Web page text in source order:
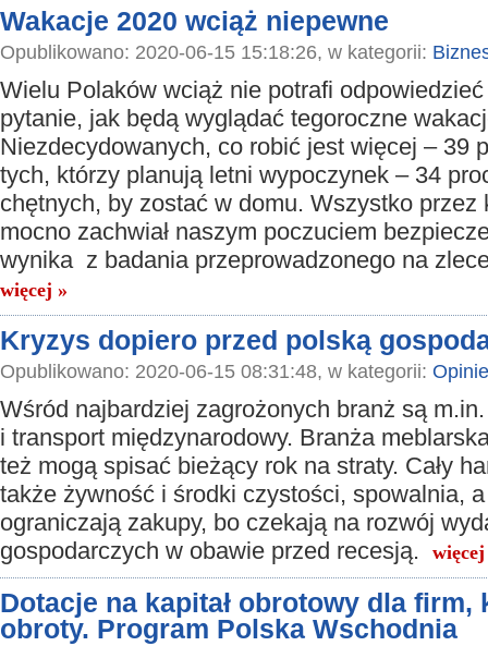
Wakacje 2020 wciąż niepewne
Opublikowano: 2020-06-15 15:18:26, w kategorii:
Wielu Polaków wciąż nie potrafi
pytanie, jak będą wyglądać tegoroczne
Niezdecydowanych, co robić jest więcej – 39
tych, którzy planują letni wypoczynek – 34
chętnych, by zostać w domu. Wszystko przez
mocno zachwiał naszym poczuciem
wynika z badania przeprowadzonego na
więcej »
Kryzys dopiero przed polską
Opublikowano: 2020-06-15 08:31:48, w kategorii: Opinie
Wśród najbardziej zagrożonych branż są
i transport międzynarodowy. Branża
też mogą spisać bieżący rok na straty. Cały
także żywność i środki czystości, spowalnia,
ograniczają zakupy, bo czekają na rozwój
gospodarczych w obawie przed recesją.
Dotacje na kapitał obrotowy dla firm,
obroty. Program Polska Wschodnia